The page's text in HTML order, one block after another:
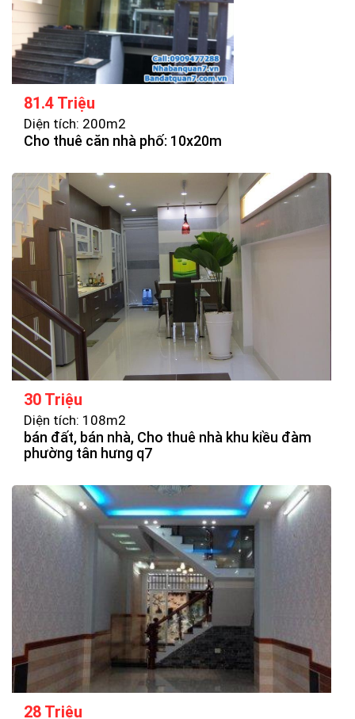
81.4 Triệu
Diện tích: 200m2
Cho thuê căn nhà phố: 10x20m
30 Triệu
Diện tích: 108m2
bán đất, bán nhà, Cho thuê nhà khu kiều đàm
phường tân hưng q7
28 Triệu